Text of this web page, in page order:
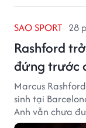
SAO SPORT 28
Rashford
đứng trước
Marcus
sinh tại
Anh vẫn chưa